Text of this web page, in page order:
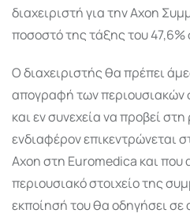
διαχειριστή για την Αxon
ποσοστό της τάξης του
Ο διαχειριστής θα πρέπει
απογραφή των περιουσιακών
και εν συνεχεία να προβεί
ενδιαφέρον επικεντρώνεται
Axon στη Euromedica και που
περιουσιακό στοιχείο της
εκποίησή του θα οδηγήσει σε